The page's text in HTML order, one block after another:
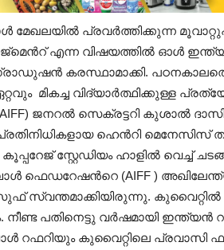
പ്രവർത്തിക്കുന്ന
എന്ന വിഷയത്തിൽ ഓൾ
കരസ്ഥാമാക്കി.
മികച്ച വിദ്യാർത്ഥിക്കുള്ള
ജനറൽ സെക്രട്ടറി കുശാൽ
ഹെൻറി മെനേസിസ്
സ്റ്റേഡിയം ഹാളിൽ വെച്ച്
(AIFF )
കുവൈറ്റിൽ
നീണ്ട പതിനെട്ടു വർഷമായി
റഫറിയും കുവൈറ്റിലെ പ്രവാസി